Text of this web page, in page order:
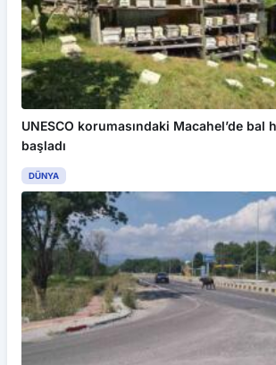
UNESCO korumasındaki Macahel’de bal
başladı
DÜNYA